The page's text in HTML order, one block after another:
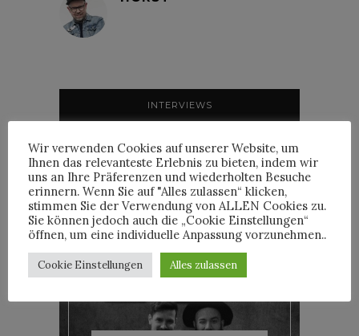
INTERVIEWS
TRIXIE MATTEL IM
INTERVIEW
Wir verwenden Cookies auf unserer Website, um
Ihnen das relevanteste Erlebnis zu bieten, indem wir
uns an Ihre Präferenzen und wiederholten Besuche
erinnern. Wenn Sie auf "Alles zulassen“ klicken,
stimmen Sie der Verwendung von ALLEN Cookies zu.
Sie können jedoch auch die „Cookie Einstellungen“
öffnen, um eine individuelle Anpassung vorzunehmen..
Cookie Einstellungen Alles zulassen